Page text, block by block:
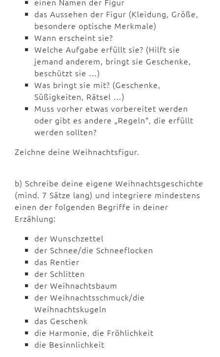
das Aussehen der Figur (Kleidung, Größe,
besondere optische Merkmale)
Wann erscheint sie?
Welche Aufgabe erfüllt sie? (Hilft sie
jemand anderem, bringt sie Geschenke,
beschützt sie …)
Was bringt sie mit? (Geschenke,
Süßigkeiten, Rätsel …)
Muss vorher etwas vorbereitet werden
oder gibt es andere „Regeln“, die erfüllt
werden sollten?
Zeichne deine Weihnachtsfigur.
b) Schreibe deine eigene Weihnachtsgeschichte
(mind. 7 Sätze lang) und integriere mindestens
einen der folgenden Begriffe in deiner
Erzählung:
der Wunschzettel
der Schnee/die Schneeflocken
das Rentier
der Schlitten
der Weihnachtsbaum
der Weihnachtsschmuck/die
Weihnachtskugeln
das Geschenk
die Harmonie, die Fröhlichkeit
die Besinnlichkeit